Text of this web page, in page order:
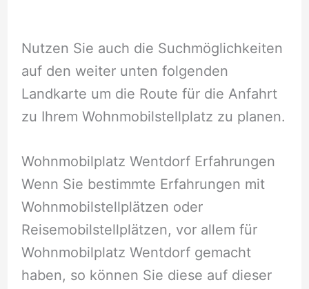
Nutzen Sie auch die Suchmöglichkeiten
auf den weiter unten folgenden
Landkarte um die Route für die Anfahrt
zu Ihrem Wohnmobilstellplatz zu planen.
Wohnmobilplatz Wentdorf Erfahrungen
Wenn Sie bestimmte Erfahrungen mit
Wohnmobilstellplätzen oder
Reisemobilstellplätzen, vor allem für
Wohnmobilplatz Wentdorf gemacht
haben, so können Sie diese auf dieser